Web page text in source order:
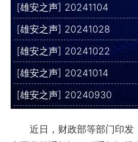
[雄安之声] 20241104
[雄安之声] 20241028
[雄安之声] 20241022
[雄安之声] 20241014
[雄安之声] 20240930
近日，财政部等部门印发